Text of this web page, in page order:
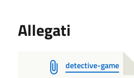
Allegati
detective-game